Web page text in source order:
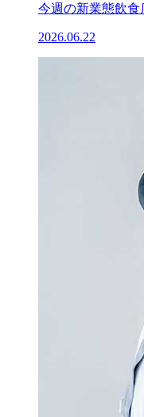
今週の新業態飲食
2026.06.22